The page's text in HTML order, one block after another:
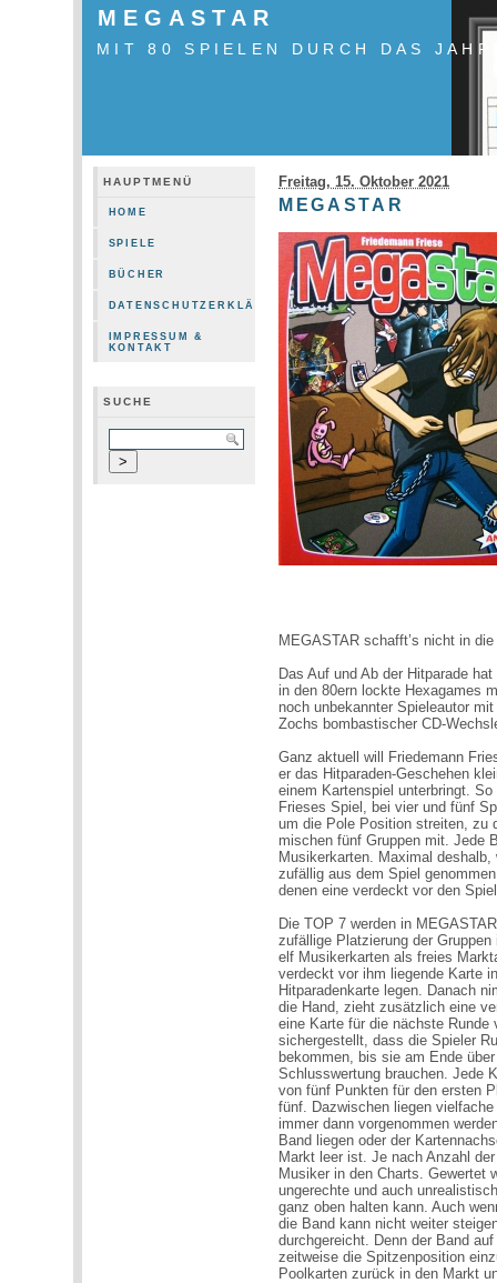
MEGASTAR
MIT 80 SPIELEN DURCH DAS JAHR
HAUPTMENÜ
HOME
SPIELE
BÜCHER
DATENSCHUTZERKLÄRUNG
IMPRESSUM &
KONTAKT
SUCHE
Freitag, 15. Oktober 2021
MEGASTAR
MEGASTAR schafft’s nicht in
Das Auf und Ab der Hitparade
in den 80ern lockte Hexagames
noch unbekannter Spieleautor
Zochs bombastischer CD-
Ganz aktuell will Friedemann
er das Hitparaden-Geschehen
einem Kartenspiel unterbringt.
Frieses Spiel, bei vier und fünf
um die Pole Position streiten, zu
mischen fünf Gruppen mit. Jede
Musikerkarten. Maximal
zufällig aus dem Spiel
denen eine verdeckt vor den
Die TOP 7 werden in
zufällige Platzierung der
elf Musikerkarten als freies
verdeckt vor ihm liegende Karte
Hitparadenkarte legen. Danach
die Hand, zieht zusätzlich eine
eine Karte für die nächste
sichergestellt, dass die Spieler
bekommen, bis sie am Ende
Schlusswertung brauchen. Jede
von fünf Punkten für den ersten
fünf. Dazwischen liegen
immer dann vorgenommen
Band liegen oder der
Markt leer ist. Je nach Anzahl
Musiker in den Charts. Gewertet
ungerechte und auch
ganz oben halten kann. Auch
die Band kann nicht weiter
durchgereicht. Denn der Band
zeitweise die Spitzenposition
Poolkarten zurück in den Markt